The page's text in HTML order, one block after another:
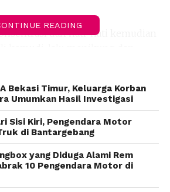
dan hati-hati kemudian
kendaraan sepeda motor
PVL,” ujarnya Kamis (17/8).
motor, minibus baru berhenti
listrik. Dari kejadian itu,
driver ojek online
lokasi. Korban langsung
Sakit Cipto Mangunkusomo
READING
Bekasi Timur, Keluarga Korban
Umumkan Hasil Investigasi
Sisi Kiri, Pengendara Motor
di Bantargebang
yang Diduga Alami Rem
10 Pengendara Motor di